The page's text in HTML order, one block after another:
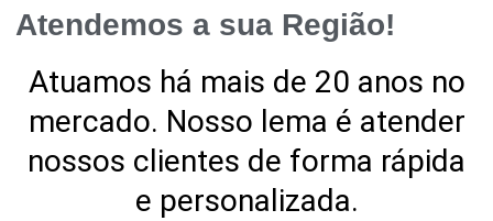
Atendemos a sua Região!
Atuamos há mais de 20 anos no
mercado. Nosso lema é atender
nossos clientes de forma rápida
e personalizada.